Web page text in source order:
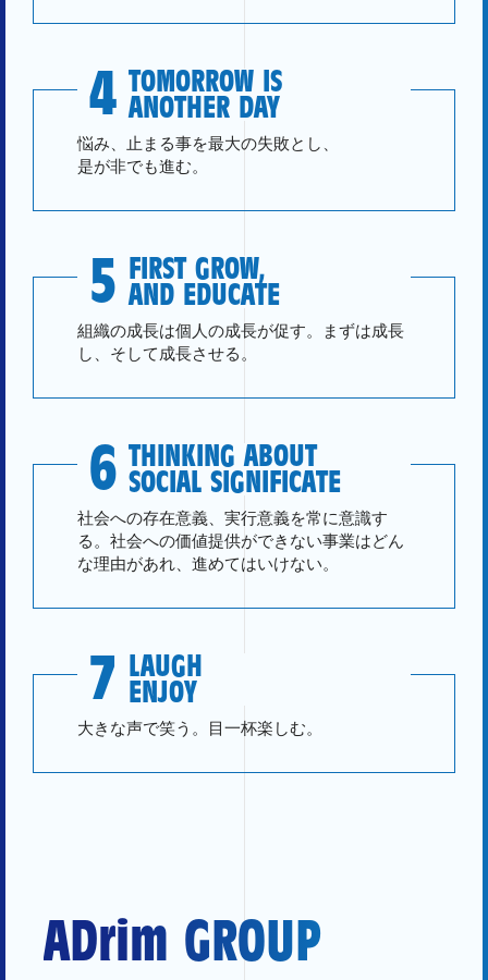
4 TOMORROW IS
ANOTHER DAY
悩み、止まる事を最大の失敗とし、
是が非でも進む。
5 FIRST GROW,
AND EDUCATE
組織の成長は個人の成長が促す。まずは成長
し、そして成長させる。
6 THINKING ABOUT
SOCIAL SIGNIFICATE
社会への存在意義、実行意義を常に意識す
る。社会への価値提供ができない事業はどん
な理由があれ、進めてはいけない。
7 LAUGH
ENJOY
大きな声で笑う。目一杯楽しむ。
ADrim GROUP